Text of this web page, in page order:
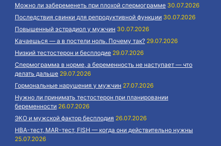
Можно ли забеременеть при плохой спермограмме 30.07.2026
Последствия свинки для репродуктивной функции 30.07.2026
Повышенный эстрадиол у мужчин 30.07.2026
Качаешься — а в постели ноль. Почему так? 29.07.2026
Низкий тестостерон и бесплодие 29.07.2026
Спермограмма в норме, а беременность не наступает — что
делать дальше 29.07.2026
Гормональные нарушения у мужчин 27.07.2026
Нужно ли принимать тестостерон при планировании
беременности 26.07.2026
ЭКО и мужской фактор бесплодия 26.07.2026
HBA-тест, MAR-тест, FISH — когда они действительно нужны
25.07.2026